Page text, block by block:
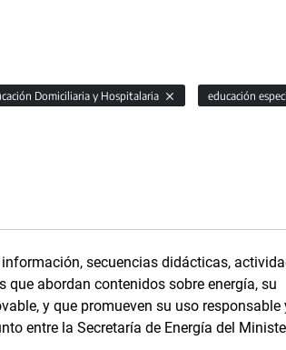
Domiciliaria y Hospitalaria educación
secuencias didácticas,
abordan contenidos sobre energía, su
y que promueven su uso responsable
entre la Secretaría de Energía del